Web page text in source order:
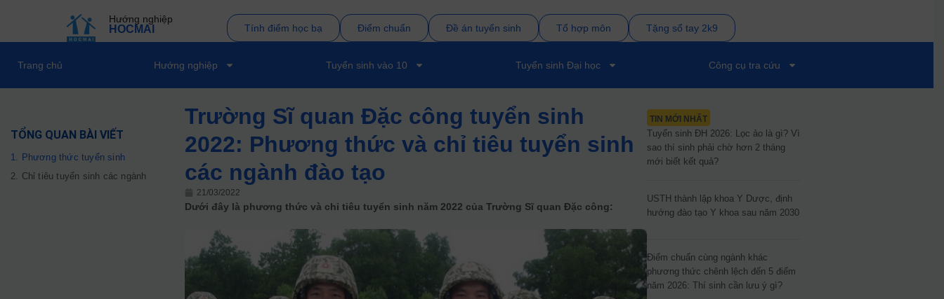
Hướng nghiệp
HOCMAI Tính điểm học bạ Điểm chuẩn Đề án tuyển sinh Tổ hợp môn Tặng sổ tay 2k9
Trang chủ Hướng nghiệp Tuyển sinh vào 10 Tuyển sinh Đại học Công cụ tra cứu
TỔNG QUAN BÀI VIẾT
1. Phương thức tuyển sinh
2. Chỉ tiêu tuyển sinh các ngành
Trường Sĩ quan Đặc công tuyển sinh
2022: Phương thức và chỉ tiêu tuyển sinh
các ngành đào tạo
21/03/2022
Dưới đây là phương thức và chỉ tiêu tuyển sinh năm 2022 của Trường Sĩ quan Đặc công:
TIN MỚI NHẤT
Tuyển sinh ĐH 2026: Lọc ảo là gì? Vì
sao thí sinh phải chờ hơn 2 tháng
mới biết kết quả?
USTH thành lập khoa Y Dược, định
hướng đào tạo Y khoa sau năm 2030
Điểm chuẩn cùng ngành khác
phương thức chênh lệch đến 5 điểm
năm 2026: Thí sinh cần lưu ý gì?